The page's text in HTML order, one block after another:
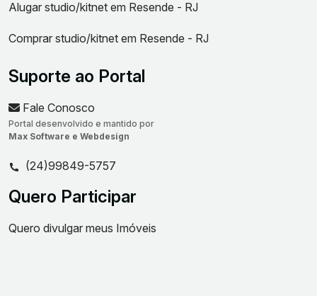
Alugar studio/kitnet em Resende - RJ
Comprar studio/kitnet em Resende - RJ
Suporte ao Portal
Fale Conosco
Portal desenvolvido e mantido por
Max Software e Webdesign
(24)99849-5757
Quero Participar
Quero divulgar meus Imóveis